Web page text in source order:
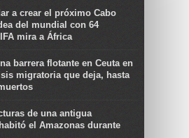
a crear el próximo Cabo
del mundial con 64
mira a África
barrera flotante en Ceuta en
migratoria que deja, hasta
de una antigua
el Amazonas durante